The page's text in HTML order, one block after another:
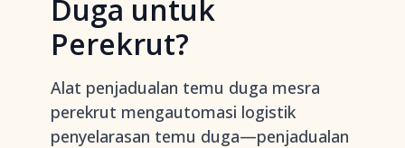
Duga untuk
Perekrut?
Alat penjadualan temu duga mesra
perekrut mengautomasi logistik
penyelarasan temu duga—penjadualan